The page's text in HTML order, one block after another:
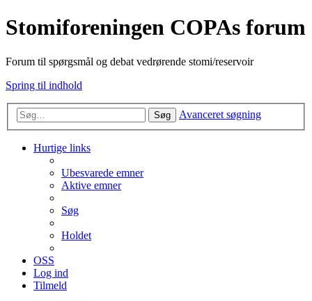
Stomiforeningen COPAs forum
Forum til spørgsmål og debat vedrørende stomi/reservoir
Spring til indhold
Søg Avanceret søgning
Hurtige links
Ubesvarede emner
Aktive emner
Søg
Holdet
OSS
Log ind
Tilmeld